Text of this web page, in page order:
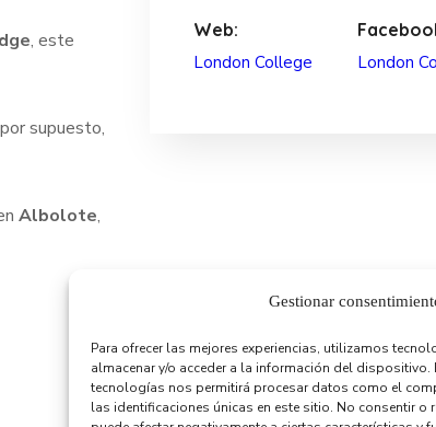
Gestionar
Para ofrecer las mejores experiencias, utilizamos
almacenar y/o acceder a la información del dispositivo.
tecnologías nos permitirá procesar datos como el
las identificaciones únicas en este sitio. No consentir o
, este
supuesto,
Albolote,
Web:
London College
London
Alendoi: Correduría de